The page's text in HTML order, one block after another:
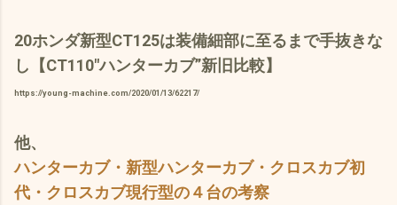
20ホンダ新型CT125は装備細部に至るまで手抜きな
し【CT110″ハンターカブ”新旧比較】
https://young-machine.com/2020/01/13/62217/
他、
ハンターカブ・新型ハンターカブ・クロスカブ初
代・クロスカブ現行型の４台の考察